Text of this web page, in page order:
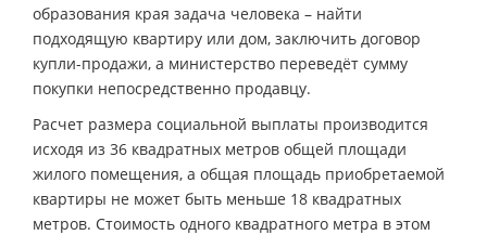
образования края задача человека – найти
подходящую квартиру или дом, заключить договор
купли-продажи, а министерство переведёт сумму
покупки непосредственно продавцу.
Расчет размера социальной выплаты производится
исходя из 36 квадратных метров общей площади
жилого помещения, а общая площадь приобретаемой
квартиры не может быть меньше 18 квадратных
метров. Стоимость одного квадратного метра в этом